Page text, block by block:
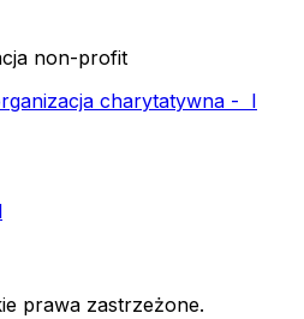
non-profit
charytatywna - I
prawa zastrzeżone.